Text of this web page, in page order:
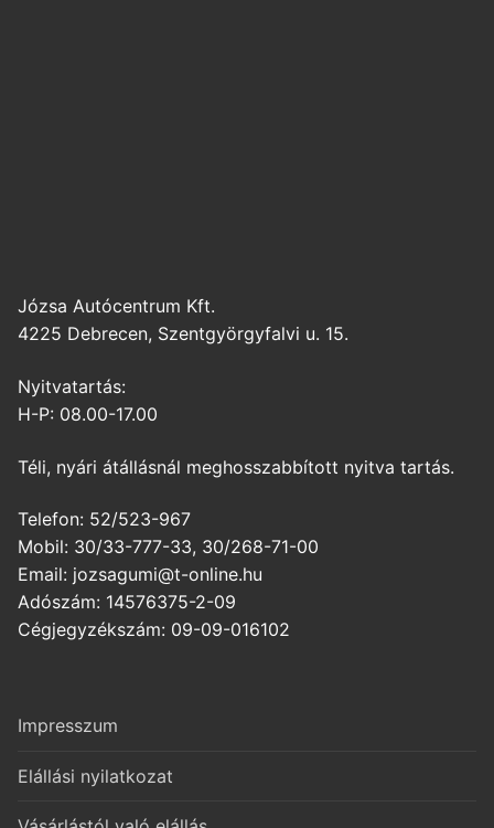
Józsa Autócentrum Kft.
4225 Debrecen, Szentgyörgyfalvi u. 15.
Nyitvatartás:
H-P: 08.00-17.00
Téli, nyári átállásnál meghosszabbított nyitva tartás.
Telefon: 52/523-967
Mobil: 30/33-777-33, 30/268-71-00
Email: jozsagumi@t-online.hu
Adószám: 14576375-2-09
Cégjegyzékszám: 09-09-016102
Impresszum
Elállási nyilatkozat